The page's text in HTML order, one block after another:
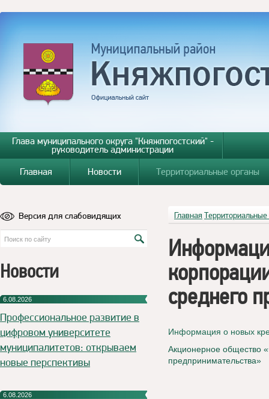
Глава муниципального округа "Княжпогостский" -
руководитель администрации
Главная
Новости Территориальные органы
Версия для слабовидящих
Новости
6.08.2026
Профессиональное развитие в
цифровом университете
муниципалитетов: открываем
новые перспективы
6.08.2026
Главная
среднего
Информация о новых
Акционерное общество
предпринимательства»